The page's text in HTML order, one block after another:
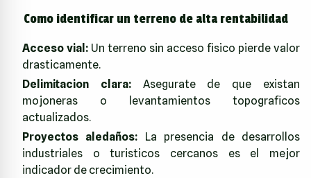
Como identificar un terreno de alta rentabilidad
Acceso vial: Un terreno sin acceso fisico pierde valor
drasticamente.
Delimitacion clara:Asegurate de que existan
mojoneras o levantamientos topograficos
actualizados.
Proyectos aledaños: La presencia de desarrollos
industriales o turisticos cercanos es el mejor
indicador de crecimiento.